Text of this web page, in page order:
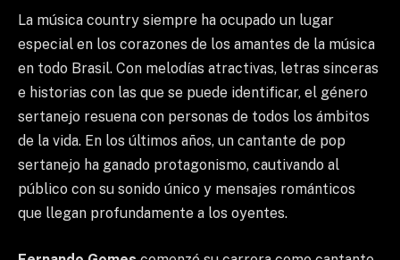
La música country siempre ha ocupado un lugar
especial en los corazones de los amantes de la música
en todo Brasil. Con melodías atractivas, letras sinceras
e historias con las que se puede identificar, el género
sertanejo resuena con personas de todos los ámbitos
de la vida. En los últimos años, un cantante de pop
sertanejo ha ganado protagonismo, cautivando al
público con su sonido único y mensajes románticos
que llegan profundamente a los oyentes.